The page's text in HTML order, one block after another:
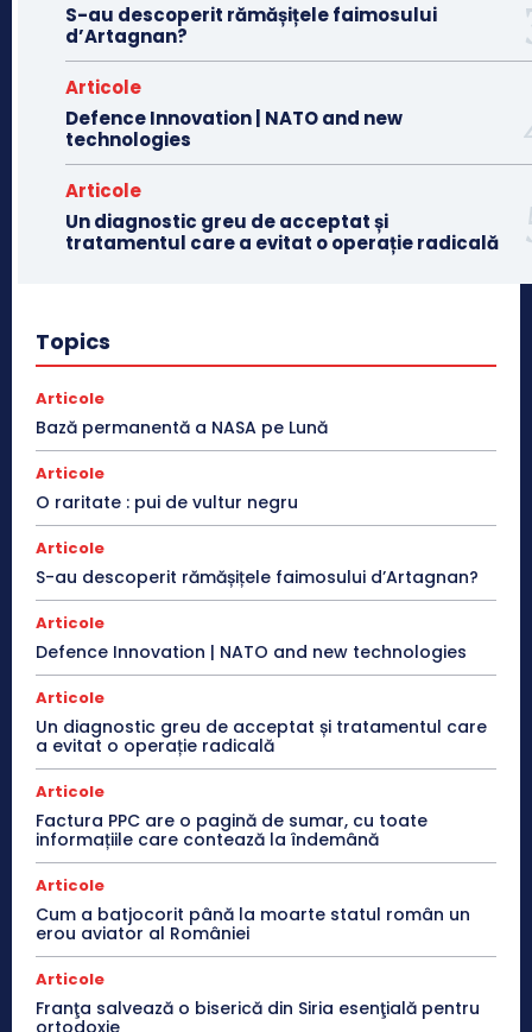
S-au descoperit rămășițele faimosului
d’Artagnan?
Articole
Defence Innovation | NATO and new
technologies
Articole
Un diagnostic greu de acceptat și
tratamentul care a evitat o operație radicală
Topics
Articole
Bază permanentă a NASA pe Lună
Articole
O raritate : pui de vultur negru
Articole
S-au descoperit rămășițele faimosului d’Artagnan?
Articole
Defence Innovation | NATO and new technologies
Articole
Un diagnostic greu de acceptat și tratamentul care
a evitat o operație radicală
Articole
Factura PPC are o pagină de sumar, cu toate
informațiile care contează la îndemână
Articole
Cum a batjocorit până la moarte statul român un
erou aviator al României
Articole
Franţa salvează o biserică din Siria esenţială pentru
ortodoxie